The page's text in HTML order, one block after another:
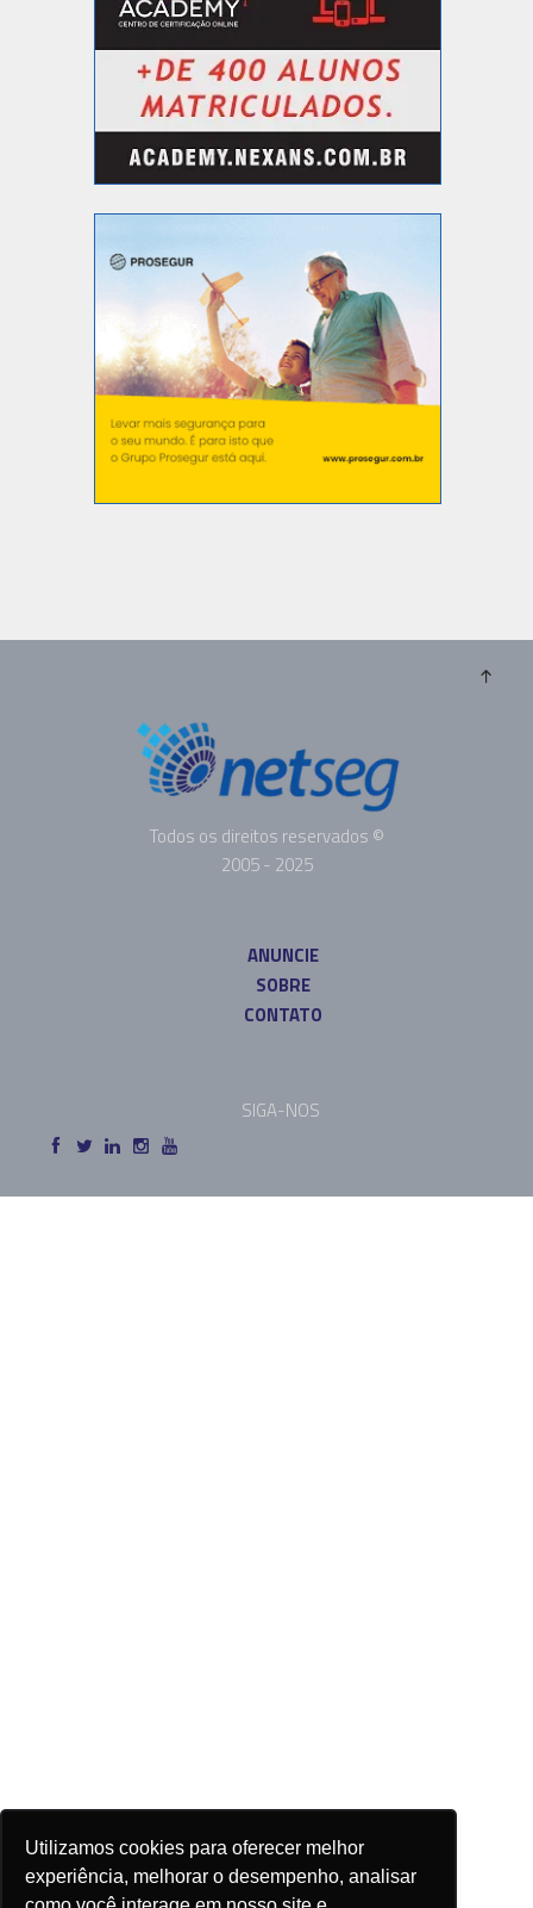
Utilizamos cookies para oferecer melhor
experiência, melhorar o desempenho, analisar
Todos os direitos reservados ©
2005 - 2025
ANUNCIE
SOBRE
CONTATO
SIGA-NOS